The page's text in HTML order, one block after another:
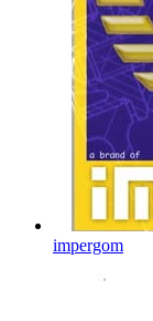
impergom